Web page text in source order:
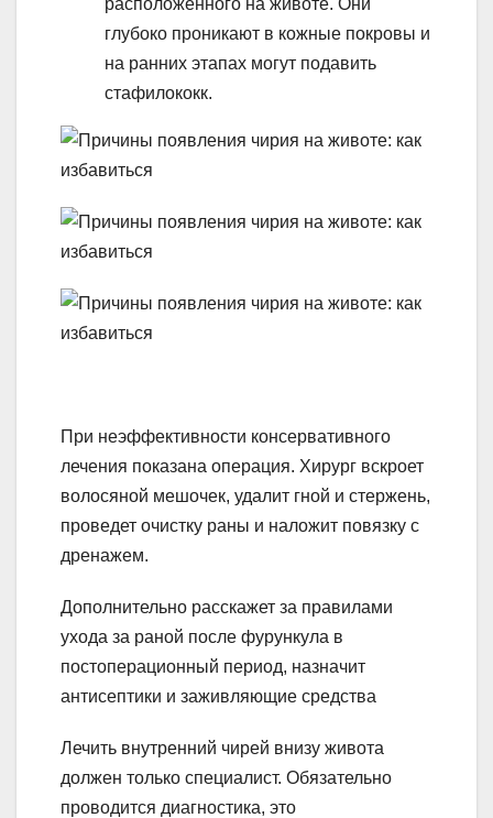
расположенного на животе. Они
глубоко проникают в кожные покровы и
на ранних этапах могут подавить
стафилококк.
При неэффективности консервативного
лечения показана операция. Хирург вскроет
волосяной мешочек, удалит гной и стержень,
проведет очистку раны и наложит повязку с
дренажем.
Дополнительно расскажет за правилами
ухода за раной после фурункула в
постоперационный период, назначит
антисептики и заживляющие средства
Лечить внутренний чирей внизу живота
должен только специалист. Обязательно
проводится диагностика, это